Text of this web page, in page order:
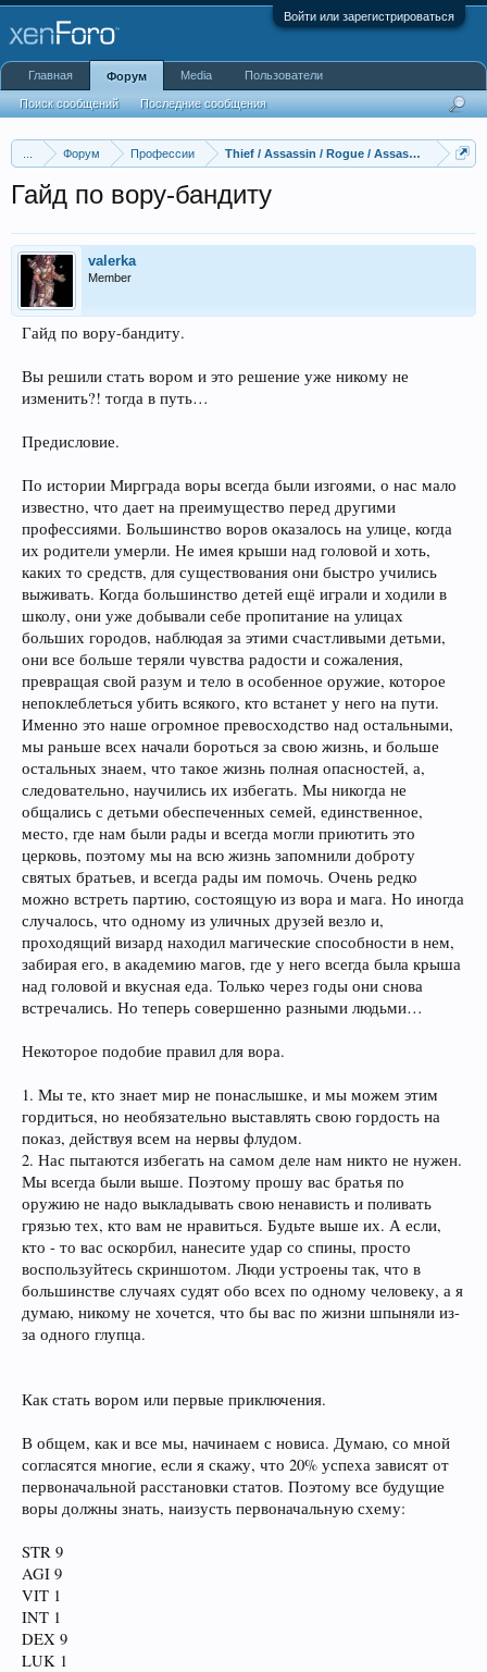
Войти или зарегистрироваться
Форум Профессии
Гайд по вору-бандиту
valerka
Member
Гайд по вору-бандиту.
Вы решили стать вором и это решение уже никому не
изменить?! тогда в путь…
Предисловие.
По истории Мирграда воры всегда были изгоями, о нас мало
известно, что дает на преимущество перед другими
профессиями. Большинство воров оказалось на улице, когда
их родители умерли. Не имея крыши над головой и хоть,
каких то средств, для существования они быстро учились
выживать. Когда большинство детей ещё играли и ходили в
школу, они уже добывали себе пропитание на улицах
больших городов, наблюдая за этими счастливыми детьми,
они все больше теряли чувства радости и сожаления,
превращая свой разум и тело в особенное оружие, которое
непоклеблеться убить всякого, кто встанет у него на пути.
Именно это наше огромное превосходство над остальными,
мы раньше всех начали бороться за свою жизнь, и больше
остальных знаем, что такое жизнь полная опасностей, а,
следовательно, научились их избегать. Мы никогда не
общались с детьми обеспеченных семей, единственное,
место, где нам были рады и всегда могли приютить это
церковь, поэтому мы на всю жизнь запомнили доброту
святых братьев, и всегда рады им помочь. Очень редко
можно встреть партию, состоящую из вора и мага. Но иногда
случалось, что одному из уличных друзей везло и,
проходящий визард находил магические способности в нем,
забирая его, в академию магов, где у него всегда была крыша
над головой и вкусная еда. Только через годы они снова
встречались. Но теперь совершенно разными людьми…
Некоторое подобие правил для вора.
1. Мы те, кто знает мир не понаслышке, и мы можем этим
гордиться, но необязательно выставлять свою гордость на
показ, действуя всем на нервы флудом.
2. Нас пытаются избегать на самом деле нам никто не нужен.
Мы всегда были выше. Поэтому прошу вас братья по
оружию не надо выкладывать свою ненависть и поливать
грязью тех, кто вам не нравиться. Будьте выше их. А если,
кто - то вас оскорбил, нанесите удар со спины, просто
воспользуйтесь скриншотом. Люди устроены так, что в
большинстве случаях судят обо всех по одному человеку, а я
думаю, никому не хочется, что бы вас по жизни шпыняли из-
за одного глупца.
Как стать вором или первые приключения.
В общем, как и все мы, начинаем с новиса. Думаю, со мной
согласятся многие, если я скажу, что 20% успеха зависят от
первоначальной расстановки статов. Поэтому все будущие
воры должны знать, наизусть первоначальную схему:
STR 9
AGI 9
VIT 1
INT 1
DEX 9
LUK 1
Главная Форум
Поиск сообщений Последние сообщения
Media Пользователи